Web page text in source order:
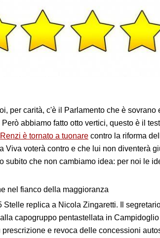
per carità, c'è il Parlamento che è sovrano
abbiamo fatto otto vertici, questo è il
Renzi è tornato a tuonare contro la riforma
Viva voterà contro e che lui non diventerà
subito che non cambiamo idea: per noi le
nel fianco della maggioranza
Stelle replica a Nicola Zingaretti. Il
capogruppo pentastellata in
e revoca delle concessioni